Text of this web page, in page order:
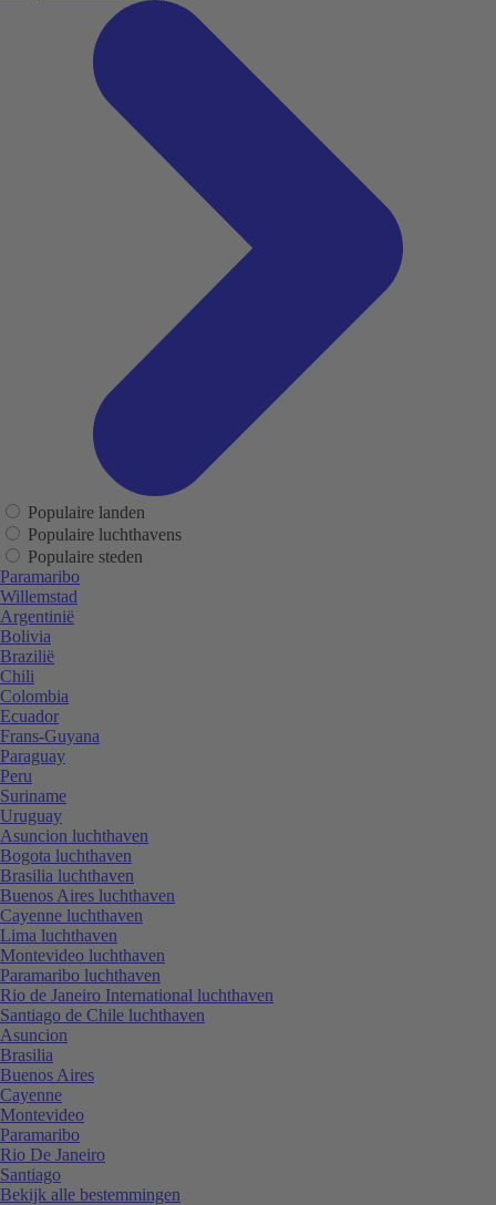
Populaire landen
Populaire luchthavens
Populaire steden
Paramaribo
Willemstad
Argentinië
Bolivia
Brazilië
Chili
Colombia
Ecuador
Frans-Guyana
Paraguay
Peru
Suriname
Uruguay
Asuncion luchthaven
Bogota luchthaven
Brasilia luchthaven
Buenos Aires luchthaven
Cayenne luchthaven
Lima luchthaven
Montevideo luchthaven
Paramaribo luchthaven
Rio de Janeiro International luchthaven
Santiago de Chile luchthaven
Asuncion
Brasilia
Buenos Aires
Cayenne
Montevideo
Paramaribo
Rio De Janeiro
Santiago
Bekijk alle bestemmingen